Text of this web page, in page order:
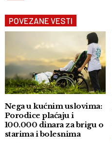
POVEZANE VESTI
Nega u kućnim uslovima:
Porodice plaćaju i
100.000 dinara za brigu o
starima i bolesnima